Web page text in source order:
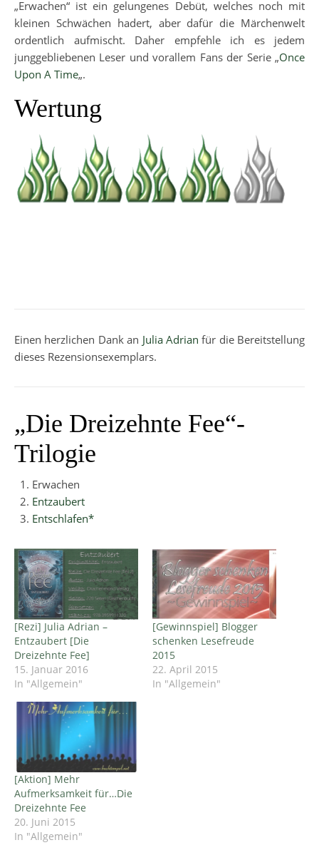
„Erwachen“ ist ein gelungenes Debüt, welches noch mit
kleinen Schwächen hadert, aber dafür die Märchenwelt
ordentlich aufmischt. Daher empfehle ich es jedem
junggebliebenen Leser und vorallem Fans der Serie „Once
Upon A Time„.
Wertung
Einen herzlichen Dank an Julia Adrian für die Bereitstellung
dieses Rezensionsexemplars.
„Die Dreizehnte Fee“-
Trilogie
Erwachen
Entzaubert
Entschlafen*
[Rezi] Julia Adrian –
Entzaubert [Die
Dreizehnte Fee]
15. Januar 2016
In "Allgemein"
[Gewinnspiel] Blogger
schenken Lesefreude
2015
22. April 2015
In "Allgemein"
[Aktion] Mehr
Aufmerksamkeit für…Die
Dreizehnte Fee
20. Juni 2015
In "Allgemein"